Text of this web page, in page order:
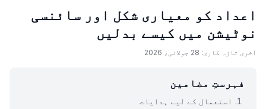
اعداد کو معیاری شکل اور سائنسی
نوٹیشن میں کیسے بدلیں
آخری تازہ کاری: 28 جولائی، 2026
فہرستِ مضامین
استعمال کے لیے ہدایات